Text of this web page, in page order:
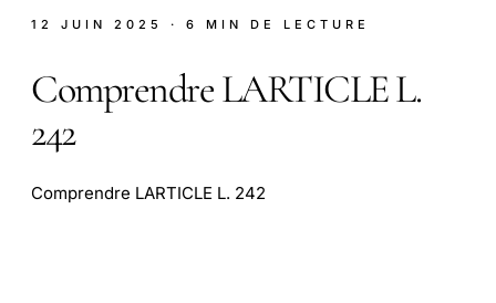
12 JUIN 2025 · 6 MIN DE LECTURE
Comprendre LARTICLE L.
242
Comprendre LARTICLE L. 242